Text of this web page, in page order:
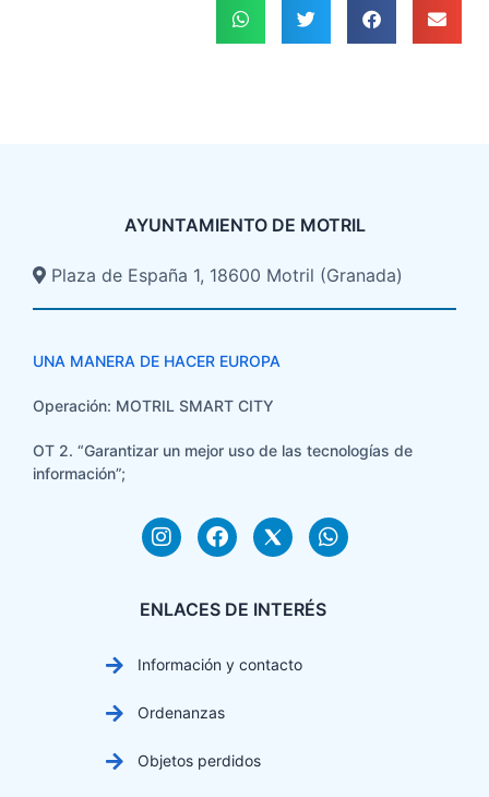
AYUNTAMIENTO DE MOTRIL
Plaza de España 1, 18600 Motril (Granada)​
UNA MANERA DE HACER EUROPA
Operación: MOTRIL SMART CITY
OT 2. “Garantizar un mejor uso de las tecnologías de
información”;
ENLACES DE INTERÉS
Información y contacto
Ordenanzas
Objetos perdidos